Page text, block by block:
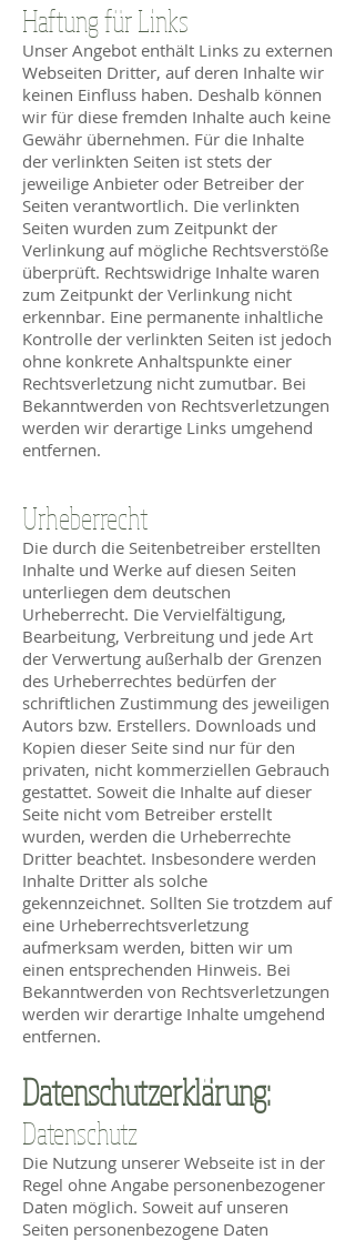
Haftung für Links
Unser Angebot enthält Links zu externen
Webseiten Dritter, auf deren Inhalte wir
keinen Einfluss haben. Deshalb können
wir für diese fremden Inhalte auch keine
Gewähr übernehmen. Für die Inhalte
der verlinkten Seiten ist stets der
jeweilige Anbieter oder Betreiber der
Seiten verantwortlich. Die verlinkten
Seiten wurden zum Zeitpunkt der
Verlinkung auf mögliche Rechtsverstöße
überprüft. Rechtswidrige Inhalte waren
zum Zeitpunkt der Verlinkung nicht
erkennbar. Eine permanente inhaltliche
Kontrolle der verlinkten Seiten ist jedoch
ohne konkrete Anhaltspunkte einer
Rechtsverletzung nicht zumutbar. Bei
Bekanntwerden von Rechtsverletzungen
werden wir derartige Links umgehend
entfernen.
Urheberrecht
Die durch die Seitenbetreiber erstellten
Inhalte und Werke auf diesen Seiten
unterliegen dem deutschen
Urheberrecht. Die Vervielfältigung,
Bearbeitung, Verbreitung und jede Art
der Verwertung außerhalb der Grenzen
des Urheberrechtes bedürfen der
schriftlichen Zustimmung des jeweiligen
Autors bzw. Erstellers. Downloads und
Kopien dieser Seite sind nur für den
privaten, nicht kommerziellen Gebrauch
gestattet. Soweit die Inhalte auf dieser
Seite nicht vom Betreiber erstellt
wurden, werden die Urheberrechte
Dritter beachtet. Insbesondere werden
Inhalte Dritter als solche
gekennzeichnet. Sollten Sie trotzdem auf
eine Urheberrechtsverletzung
aufmerksam werden, bitten wir um
einen entsprechenden Hinweis. Bei
Bekanntwerden von Rechtsverletzungen
werden wir derartige Inhalte umgehend
entfernen.
Datenschutzerklärung:
Datenschutz
Die Nutzung unserer Webseite ist in der
Regel ohne Angabe personenbezogener
Daten möglich. Soweit auf unseren
Seiten personenbezogene Daten